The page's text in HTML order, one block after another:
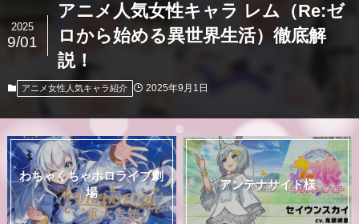
アニメ人気女性キャラ レム（Re:ゼ
ロから始める異世界生活）徹底解
説！
2025
9/01
アニメ女性人気キャラ紹介 2025年9月1日
わちゃくちゃホロライブ劇
場
アンテナサイト様